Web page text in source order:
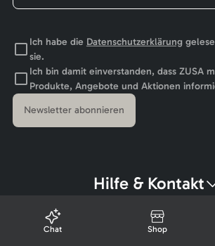
Ich habe die Datenschutzerklärung
sie.
Ich bin damit einverstanden, dass ZUSA
Produkte, Angebote und Aktionen
Newsletter abonnieren
Hilfe & Kontakt
Chat Shop